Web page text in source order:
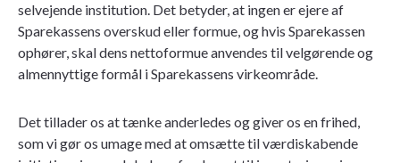
selvejende institution. Det betyder, at ingen er ejere af
Sparekassens overskud eller formue, og hvis Sparekassen
ophører, skal dens nettoformue anvendes til velgørende og
almennyttige formål i Sparekassens virkeområde.
Det tillader os at tænke anderledes og giver os en frihed,
som vi gør os umage med at omsætte til værdiskabende